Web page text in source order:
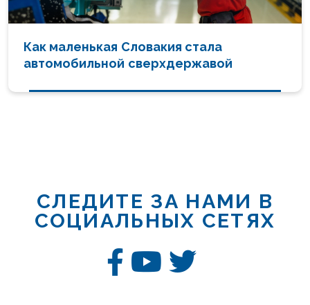
Как маленькая Словакия стала
автомобильной сверхдержавой
СЛЕДИТЕ ЗА НАМИ В
СОЦИАЛЬНЫХ СЕТЯХ